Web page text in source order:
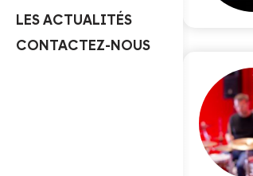
LES ACTUALITÉS
CONTACTEZ-NOUS